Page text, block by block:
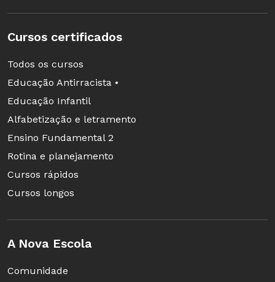
Cursos certificados
Todos os cursos
Educação Antirracista •
Educação Infantil
Alfabetização e letramento
Ensino Fundamental 2
Rotina e planejamento
Cursos rápidos
Cursos longos
A Nova Escola
Comunidade